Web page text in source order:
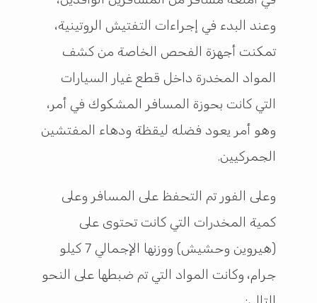
وعند البدء في إجراءات التفتيش الروتينية،
تمكنت أجهزة الفحص الخاصة من كشف
المواد المخدرة داخل قطع غيار السيارات
التي كانت بحوزة المسافر المشكوك في أمر،
وهو أمر يعود فضله ليقظة ودهاء المفتشين
الجمركيين.
وعلى الفور تم التحفظ على المسافر وعلى
كمية المخدرات التي كانت تحتوى على
(هيروين وحشيش) ووزنها الإجمالي 7 كيلو
جرام، وكانت المواد التي تم ضبطها على النحو